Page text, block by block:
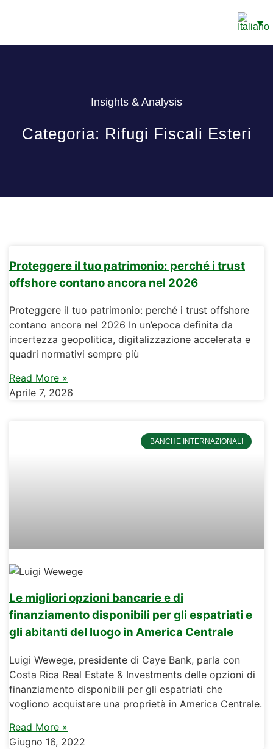
Insights & Analysis
Categoria: Rifugi Fiscali Esteri
Proteggere il tuo patrimonio: perché i trust
offshore contano ancora nel 2026
Proteggere il tuo patrimonio: perché i trust offshore
contano ancora nel 2026 In un’epoca definita da
incertezza geopolitica, digitalizzazione accelerata e
quadri normativi sempre più
Read More »
Aprile 7, 2026
BANCHE INTERNAZIONALI
Le migliori opzioni bancarie e di
finanziamento disponibili per gli espatriati e
gli abitanti del luogo in America Centrale
Luigi Wewege, presidente di Caye Bank, parla con
Costa Rica Real Estate & Investments delle opzioni di
finanziamento disponibili per gli espatriati che
vogliono acquistare una proprietà in America Centrale.
Read More »
Giugno 16, 2022